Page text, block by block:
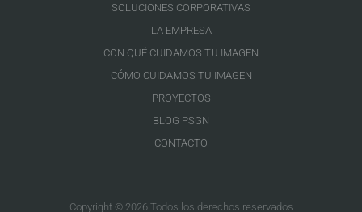
SOLUCIONES CORPORATIVAS
LA EMPRESA
CON QUÉ CUIDAMOS TU IMAGEN
CÓMO CUIDAMOS TU IMAGEN
PROYECTOS
BLOG PSGN
CONTACTO
Copyright © 2026 Todos los derechos reservados